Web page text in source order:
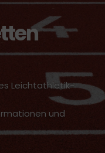
Leichtathletik-
und